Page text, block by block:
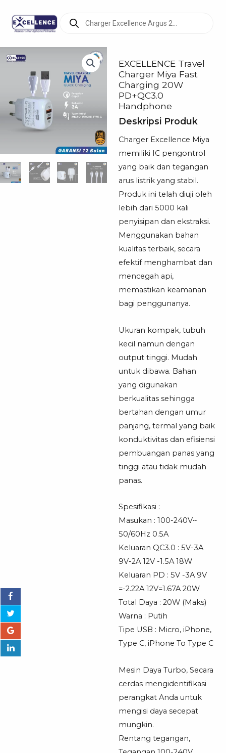
search
EXCELLENCE Travel
Charger Miya Fast
Charging 20W
PD+QC3.0
Handphone
Deskripsi Produk
Charger Excellence Miya
memiliki IC pengontrol
yang baik dan tegangan
arus listrik yang stabil.
Produk ini telah diuji oleh
lebih dari 5000 kali
penyisipan dan ekstraksi.
Menggunakan bahan
kualitas terbaik, secara
efektif menghambat dan
mencegah api,
memastikan keamanan
bagi penggunanya.
Ukuran kompak, tubuh
kecil namun dengan
output tinggi. Mudah
untuk dibawa. Bahan
yang digunakan
berkualitas sehingga
bertahan dengan umur
panjang, termal yang baik
konduktivitas dan efisiensi
pembuangan panas yang
tinggi atau tidak mudah
panas.
Spesifikasi :
Masukan : 100-240V~
50/60Hz 0.5A
Keluaran QC3.0 : 5V-3A
9V-2A 12V -1.5A 18W
Keluaran PD : 5V -3A 9V
=-2.22A 12V=1.67A 20W
Total Daya : 20W (Maks)
Warna : Putih
Tipe USB : Micro, iPhone,
Type C, iPhone To Type C
Mesin Daya Turbo, Secara
cerdas mengidentifikasi
perangkat Anda untuk
mengisi daya secepat
mungkin.
Rentang tegangan,